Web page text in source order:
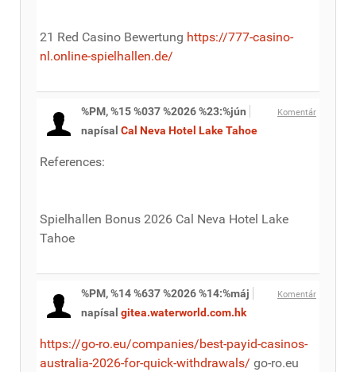
21 Red Casino Bewertung https://777-casino-
nl.online-spielhallen.de/
Komentár
%PM, %15 %037 %2026 %23:%jún
napísal Cal Neva Hotel Lake Tahoe
References:
Spielhallen Bonus 2026 Cal Neva Hotel Lake
Tahoe
Komentár
%PM, %14 %637 %2026 %14:%máj
napísal gitea.waterworld.com.hk
https://go-ro.eu/companies/best-payid-casinos-
australia-2026-for-quick-withdrawals/ go-ro.eu